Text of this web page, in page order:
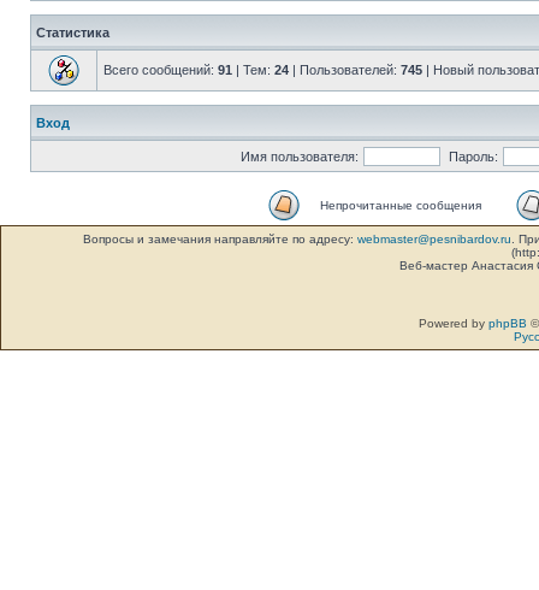
Статистика
Всего сообщений: 91 | Тем: 24 | Пользователей: 745 | Новый
Вход
Имя пользователя: Пароль:
Непрочитанные сообщения
Вопросы и замечания направляйте по адресу: webmaster@pesnibardov.ru .
Веб-мастер
Powered by phpBB